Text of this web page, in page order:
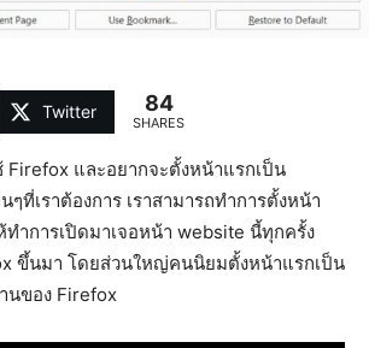
Twitter 84
SHARES
Firefox และอยากจะตั้งหน้าแรกเป็น
ที่เราต้องการ เราสามารถทำการตั้งหน้า
ทำการเปิดมาเจอหน้า website นี้ทุกครั้ง
ขึ้นมา โดยส่วนใหญ่คนนิยมตั้งหน้าแรกเป็น
นของ Firefox